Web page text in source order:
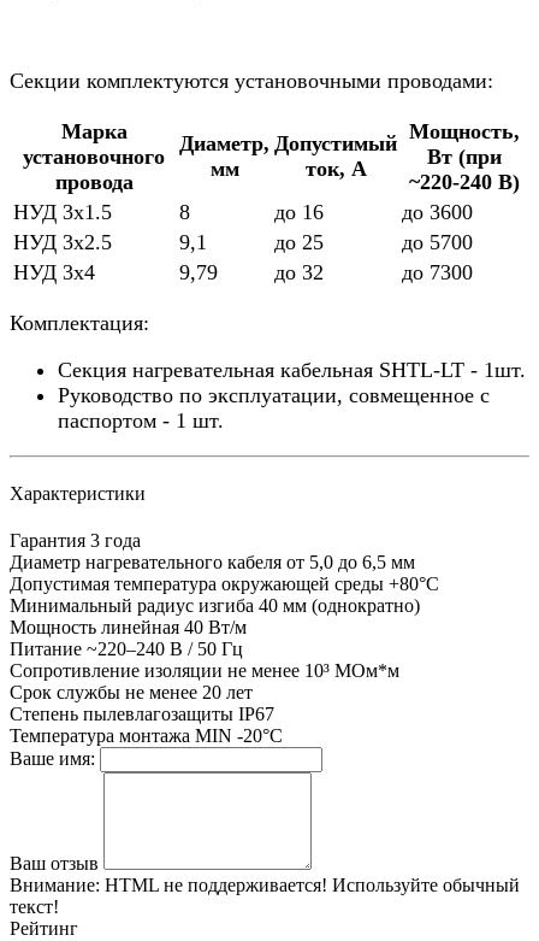
Секции комплектуются установочными проводами:
Марка
установочного
провода
Диаметр,
мм
Допустимый
ток, А
Мощность,
Вт (при
~220-240 В)
НУД 3х1.5
8 до 16
до 3600
НУД 3х2.5
9,1 до 25
до 5700
НУД 3х4
9,79 до 32 до 7300
Комплектация:
Секция нагревательная кабельная SHTL-LT - 1шт.
Руководство по эксплуатации, совмещенное с
паспортом - 1 шт.
Характеристики
Гарантия 3 года
Диаметр нагревательного кабеля от 5,0 до 6,5 мм
Допустимая температура окружающей среды +80°С
Минимальный радиус изгиба 40 мм (однократно)
Мощность линейная 40 Вт/м
Питание ~220–240 В / 50 Гц
Сопротивление изоляции не менее 10³ МОм*м
Срок службы не менее 20 лет
Степень пылевлагозащиты IP67
Температура монтажа MIN -20°С
Ваше имя:
Ваш отзыв
Внимание: HTML не поддерживается! Используйте обычный
текст!
Рейтинг